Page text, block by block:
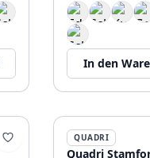
In den
QUADRI
Quadri